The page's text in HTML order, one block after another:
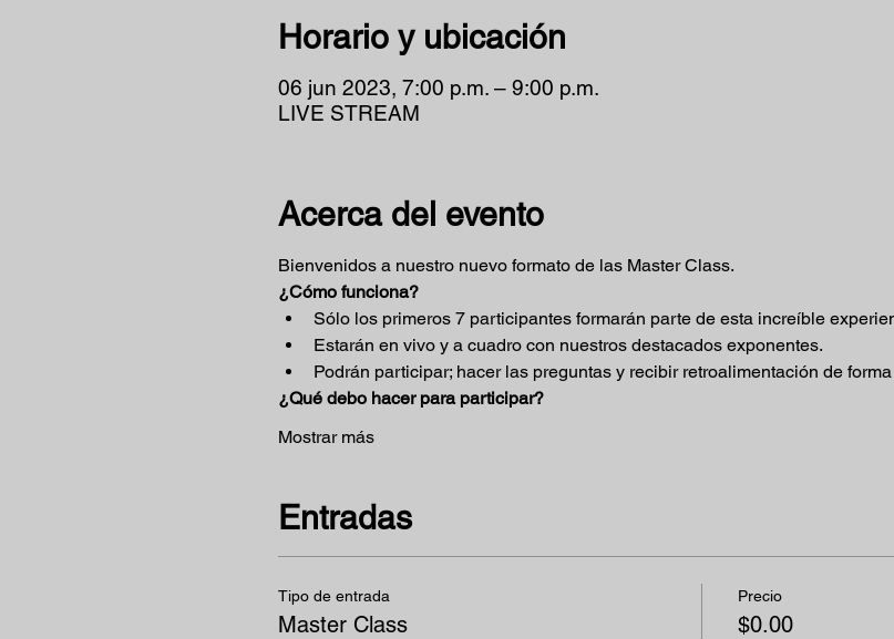
Horario y ubicación
06 jun 2023, 7:00 p.m. – 9:00 p.m.
LIVE STREAM
Acerca del evento
Bienvenidos a nuestro nuevo formato de las Master Class.
¿Cómo funciona?
Sólo los primeros 7 participantes formarán parte de esta increíble
Estarán en vivo y a cuadro con nuestros destacados exponentes.
Podrán participar; hacer las preguntas y recibir retroalimentación de
¿Qué debo hacer para participar?
Mostrar más
Entradas
Tipo de entrada
Master Class
Precio
$0.00